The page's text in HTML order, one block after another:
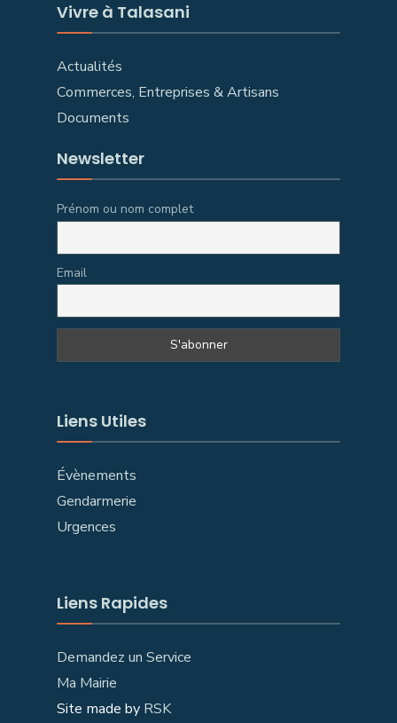
Vivre à Talasani
Actualités
Commerces, Entreprises & Artisans
Documents
Newsletter
Prénom ou nom complet
Email
Liens Utiles
Évènements
Gendarmerie
Urgences
Liens Rapides
Demandez un Service
Ma Mairie
Site made by RSK